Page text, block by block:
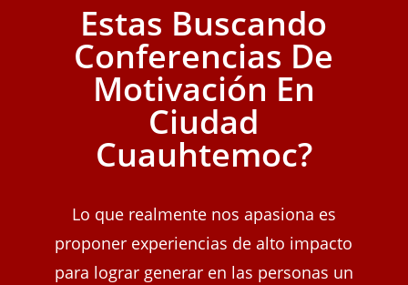
Estas Buscando
Conferencias De
Motivación En
Ciudad
Cuauhtemoc?
Lo que realmente nos apasiona es
proponer experiencias de alto impacto
para lograr generar en las personas un